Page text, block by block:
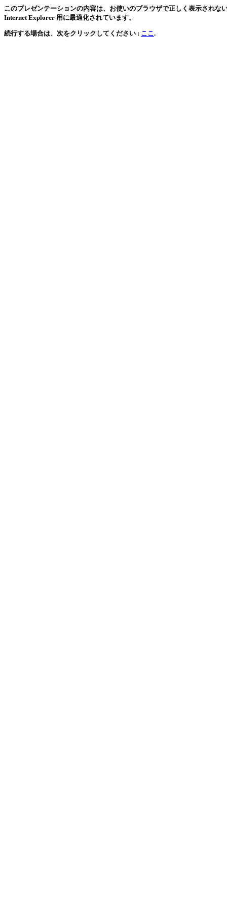
このプレゼンテーションの内容は、お使いのブラウザで正しく表示され
Internet Explorer 用に最適化されています。
続行する場合は、次をクリックしてください : ここ.